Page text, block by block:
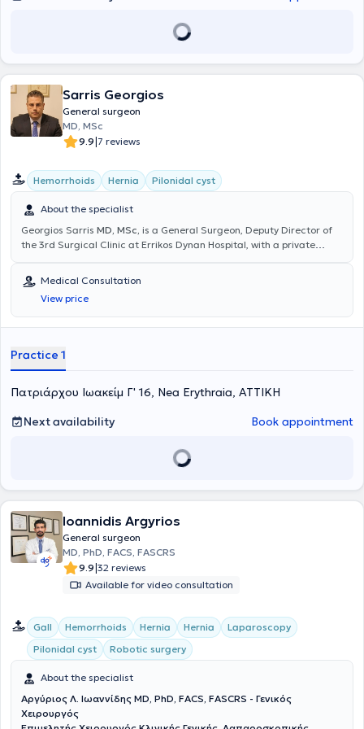
Sarris Georgios
General surgeon
MD, MSc
9.9|7 reviews
Hemorrhoids Hernia Pilonidal cyst
About the specialist
Georgios Sarris MD, MSc, is a General Surgeon, Deputy Director of
the 3rd Surgical Clinic at Errikos Dynan Hospital, with a private
in Minimally Invasive and Robotic Surgery at the Medical School of
the National and Kapodistrian University of Athens (NKUA). He
further trained in minimally invasive management of anorectal
diseases (Laser LHP, SiLaC, FiLaC) in Germany, as well as in
international medical conferences.
Medical Consultation
View price
Practice 1
Πατριάρχου Ιωακείμ Γ' 16, Nea Erythraia, ΑΤΤΙΚΗ
Next availability
Book appointment
Ioannidis Argyrios
General surgeon
MD, PhD, FACS, FASCRS
9.9|32 reviews
Available for video consultation
Gall Hemorrhoids Hernia Hernia
Laparoscopy
Pilonidal cyst
Robotic surgery
About the specialist
Αργύριος Λ. Ιωαννίδης MD, PhD, FACS, FASCRS - Γενικός
Χειρουργός